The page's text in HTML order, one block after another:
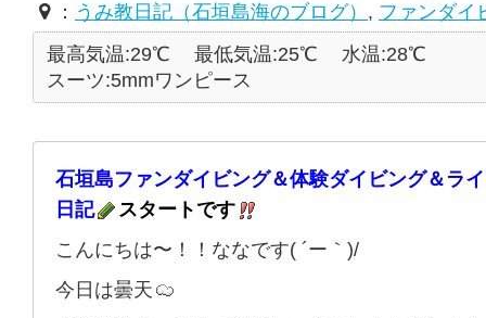
： うみ教日記（石垣島海のブログ） , ファンダイ
最高気温:29℃
最低気温:25℃
水温:28℃
スーツ:5mmワンピース
石垣島ファンダイビング＆体験ダイビング＆ラ
日記
スタートです
こんにちは〜！！ななです( ´ー｀)/
今日は曇天